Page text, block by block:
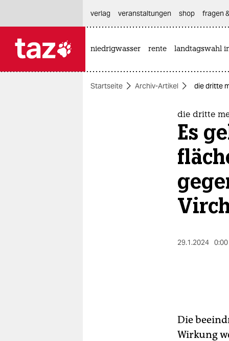
themen
verlag
veranstaltungen shop fragen
niedrigwasser rente landtagswahl
Startseite Archiv-Artikel die dritte
die dritte
Es
29.1.2024
Die
Wirkung